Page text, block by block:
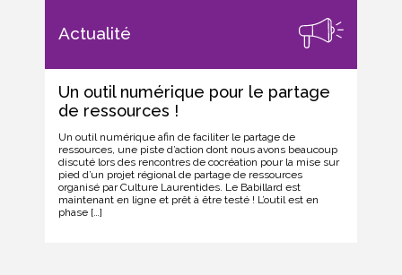
Actualité
Un outil numérique pour le partage
de ressources !
Un outil numérique afin de faciliter le partage de
ressources, une piste d’action dont nous avons beaucoup
discuté lors des rencontres de cocréation pour la mise sur
pied d’un projet régional de partage de ressources
organisé par Culture Laurentides. Le Babillard est
maintenant en ligne et prêt à être testé ! L’outil est en
phase […]